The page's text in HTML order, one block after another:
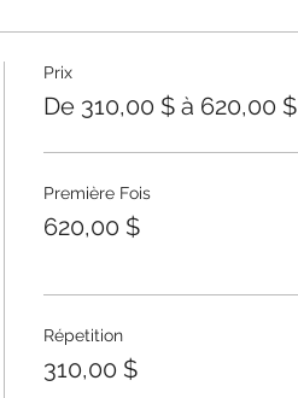
Prix
De 310,00 $ à 620,00 $
Première Fois
620,00 $
Répetition
310,00 $